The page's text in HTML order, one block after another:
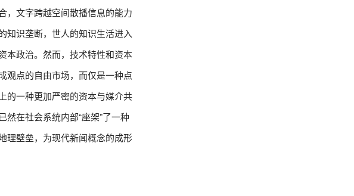
，文字跨越空间散播信息的能力
知识垄断，世人的知识生活进入
本政治。然而，技术特性和资本
观点的自由市场，而仅是一种点
的一种更加严密的资本与媒介共
在社会系统内部“座架”了一种
理壁垒，为现代新闻概念的成形